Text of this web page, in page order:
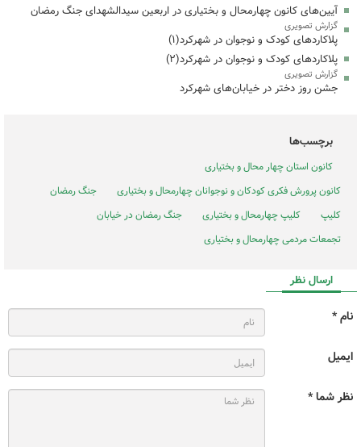
آیین‌های کانون‌ چهارمحال و بختیاری در اربعین سیدالشهدای جنگ رمضان
گزارش تصویری
پلاکاردهای کودک و نوجوان در شهرکرد(۱)
پلاکاردهای کودک و نوجوان در شهرکرد(۲)
گزارش تصویری
جشن روز دختر در خیابان‌های شهرکرد
برچسب‌ها
کانون استان چهار محال و بختیاری
کانون پرورش فکری کودکان و نوجوانان چهارمحال و بختیاری
جنگ رمضان
کلیپ
کلیپ چهارمحال و بختیاری
جنگ رمضان در خیابان
تجمعات مردمی چهارمحال و بختیاری
ارسال نظر
نام *
ایمیل
نظر شما *